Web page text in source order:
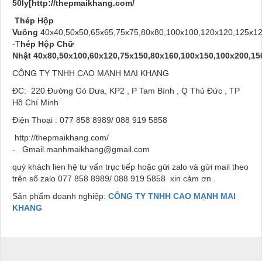
50ly[http://thepmaikhang.com/
Thép Hộp
Vuông
-Thép Hộp Chữ
Nhật
CÔNG TY TNHH CAO MẠNH MAI KHANG
ĐC: 220 Đường Gò Dưa, KP2 , P Tam Bình , Q Thủ Đức , TP
Hồ Chí Minh
Điện Thoại : 077 858 8989/ 088 919 5858
http://thepmaikhang.com/
- Gmail.manhmaikhang@gmail.com
quý khách lien hệ tư vấn trục tiếp hoặc gửi zalo và gửi mail theo
trên số zalo 077 858 8989/ 088 919 5858 xin cảm ơn .
Sản phẩm doanh nghiệp: CÔNG TY TNHH CAO MẠNH MAI
KHANG